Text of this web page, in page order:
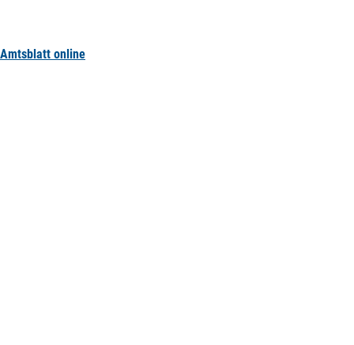
Amtsblatt online